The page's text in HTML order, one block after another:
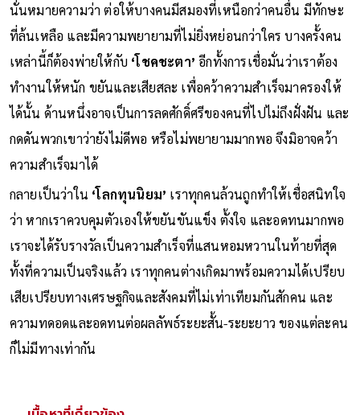
นั่นหมายความว่า ต่อให้บางคนมีสมองที่เหนือกว่าคนอื่น มีทักษะ
ที่ล้นเหลือ และมีความพยายามที่ไม่ยิ่งหย่อนกว่าใคร บางครั้งคน
เหล่านี้ก็ต้องพ่ายให้กับ ‘โชคชะตา’ อีกทั้งการเชื่อมั่นว่าเราต้อง
ทำงานให้หนัก ขยันและเสียสละ เพื่อคว้าความสำเร็จมาครองให้
ได้นั้น ด้านหนึ่งอาจเป็นการลดศักดิ์ศรีของคนที่ไปไม่ถึงฝั่งฝัน และ
กดดันพวกเขาว่ายังไม่ดีพอ หรือไม่พยายามมากพอ จึงมิอาจคว้า
ความสำเร็จมาได้
กลายเป็นว่าใน ‘โลกทุนนิยม’ เราทุกคนล้วนถูกทำให้เชื่อสนิทใจ
ว่า หากเราควบคุมตัวเองให้ขยันขันแข็ง ตั้งใจ และอดทนมากพอ
เราจะได้รับรางวัลเป็นความสำเร็จที่แสนหอมหวานในท้ายที่สุด
ทั้งที่ความเป็นจริงแล้ว เราทุกคนต่างเกิดมาพร้อมความได้เปรียบ
เสียเปรียบทางเศรษฐกิจและสังคมที่ไม่เท่าเทียมกันสักคน และ
ความทดอดและอดทนต่อผลลัพธ์ระยะสั้น-ระยะยาว ของแต่ละคน
ก็ไม่มีทางเท่ากัน